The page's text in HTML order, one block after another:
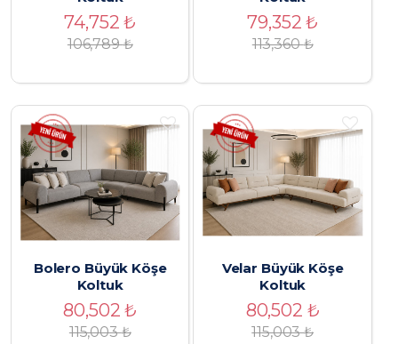
74,752₺
106,789₺
79,352₺
113,360₺
Bolero Büyük Köşe
Koltuk
80,502₺
115,003₺
Velar Büyük Köşe
Koltuk
80,502 ₺
115,003₺